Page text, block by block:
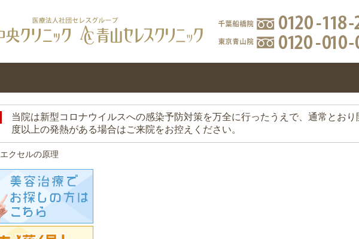
当院は新型コロナウイルスへの感染予防対策を万全に行ったうえで、通常とお
度以上の発熱がある場合はご来院をお控えください。
エクセルの原理